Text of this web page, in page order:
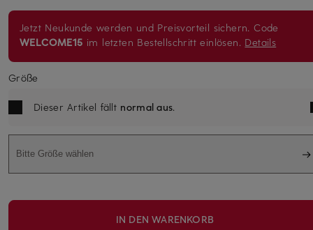
Jetzt Neukunde werden und Preisvorteil sichern. Code
WELCOME15 im letzten Bestellschritt einlösen. Details
Größe
Dieser Artikel fällt normal aus.
Bitte Größe wählen
IN DEN WARENKORB